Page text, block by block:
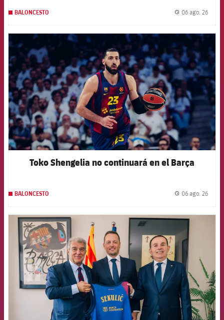
BALONCESTO 06 ago. 26
FCB Barcelona badge
Toko Shengelia no continuará en el Barça
BALONCESTO 06 ago. 26
FCB Barcelona badge